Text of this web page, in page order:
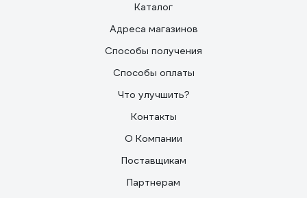
Каталог
Адреса магазинов
Способы получения
Способы оплаты
Что улучшить?
Контакты
О Компании
Поставщикам
Партнерам